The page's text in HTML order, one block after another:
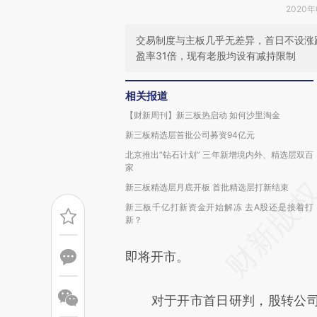
2020
交易制度与主板几乎无差异，首日不设
盈率31倍，现有老股均设有减持限制
相关报道
【财新周刊】新三板热启动 如何沙里淘金
新三板精选层首批公司募资94亿元
北京推出“钻石计划” 三年新增境内外、精选层双百
家
新三板精选层月底开板 首批精选层打新结束
新三板千亿打新资金开始解冻 去A股还是接着打
新？
即将开市。
对于开市首日研判，股转公司